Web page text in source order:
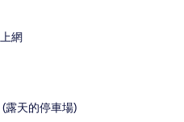
網
露天的停車場)